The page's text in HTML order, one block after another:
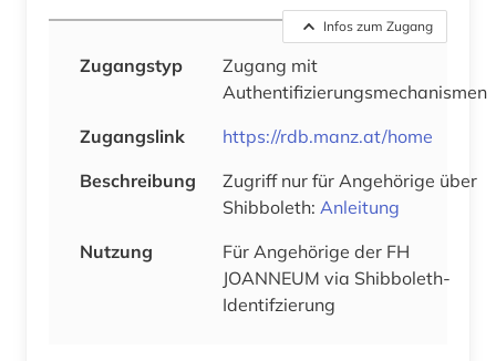
Infos zum Zugang
Zugangstyp
Zugang mit
Authentifizierungsmechanismen
Zugangslink
https://rdb.manz.at/home
Beschreibung
Zugriff nur für Angehörige über
Shibboleth: Anleitung
Nutzung
Für Angehörige der FH
JOANNEUM via Shibboleth-
Identifzierung